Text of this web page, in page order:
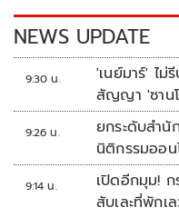
k k
NEWS UPDATE
9:30 น.
'เนย์มาร์' ไ
สัญญา 'ซาน
9:26 น.
ยกระดับสำนั
นิติกรรมออน
9:14 น.
เปิดอีกมุม! ก
สับเละที่พักเ